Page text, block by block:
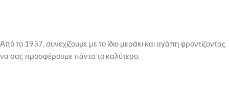
Από το 1957, συνεχίζουμε με το ίδιο μεράκι και αγάπη φροντίζοντας
να σας προσφέρουμε πάντα το καλύτερο.